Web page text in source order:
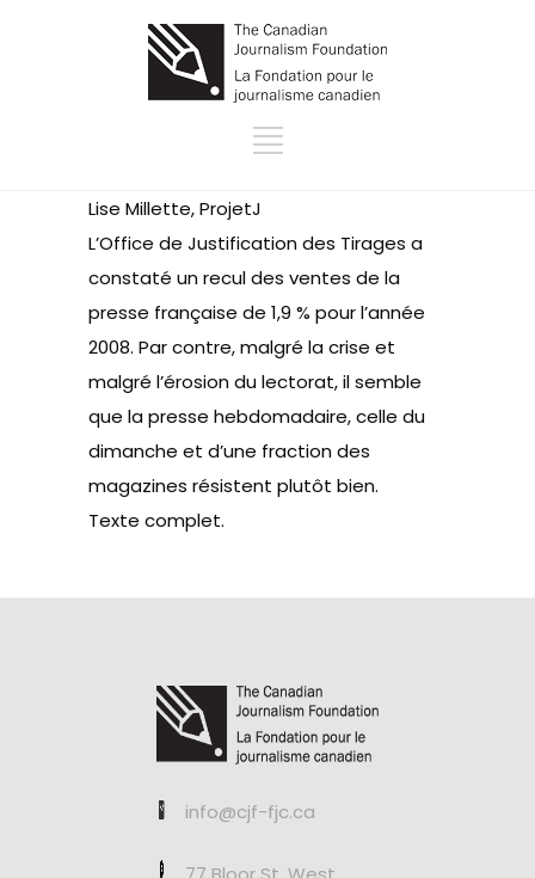
Lise Millette, ProjetJ
L’Office de Justification des Tirages a
constaté un recul des ventes de la
presse française de 1,9 % pour l’année
2008. Par contre, malgré la crise et
malgré l’érosion du lectorat, il semble
que la presse hebdomadaire, celle du
dimanche et d’une fraction des
magazines résistent plutôt bien.
Texte complet.
info@cjf-fjc.ca